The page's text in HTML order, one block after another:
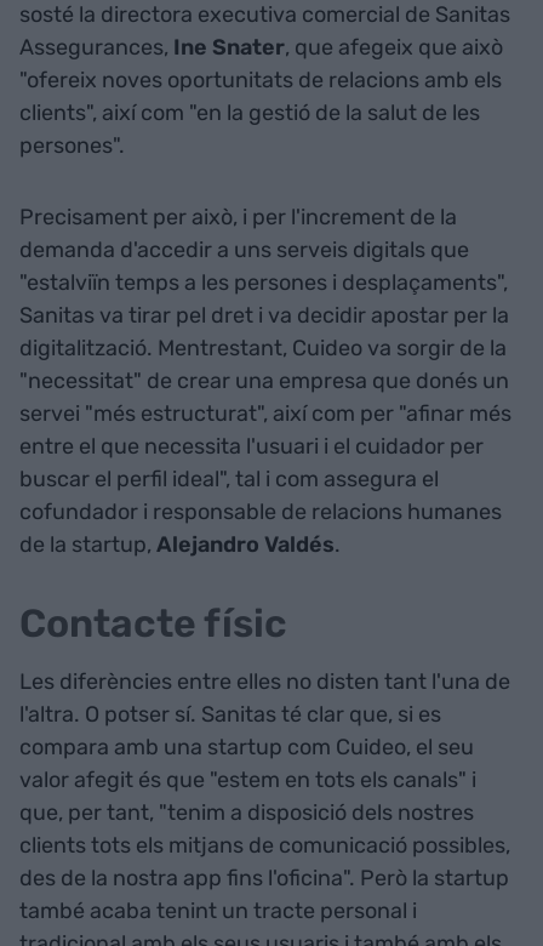
sosté la directora executiva comercial de Sanitas
Assegurances, Ine Snater, que afegeix que això
"ofereix noves oportunitats de relacions amb els
clients", així com "en la gestió de la salut de les
persones".
Precisament per això, i per l'increment de la
demanda d'accedir a uns serveis digitals que
"estalviïn temps a les persones i desplaçaments",
Sanitas va tirar pel dret i va decidir apostar per la
digitalització. Mentrestant, Cuideo va sorgir de la
"necessitat" de crear una empresa que donés un
servei "més estructurat", així com per "afinar més
entre el que necessita l'usuari i el cuidador per
buscar el perfil ideal", tal i com assegura el
cofundador i responsable de relacions humanes
de la startup, Alejandro Valdés.
Contacte físic
Les diferències entre elles no disten tant l'una de
l'altra. O potser sí. Sanitas té clar que, si es
compara amb una startup com Cuideo, el seu
valor afegit és que "estem en tots els canals" i
que, per tant, "tenim a disposició dels nostres
clients tots els mitjans de comunicació possibles,
des de la nostra app fins l'oficina". Però la startup
també acaba tenint un tracte personal i